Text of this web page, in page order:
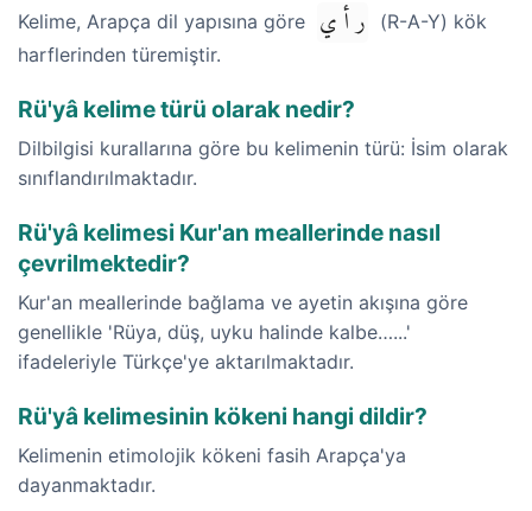
Kelime, Arapça dil yapısına göre ر أ ي
(R-A-Y) kök
harflerinden türemiştir.
Rü'yâ kelime türü olarak nedir?
Dilbilgisi kurallarına göre bu kelimenin türü: İsim olarak
sınıflandırılmaktadır.
Rü'yâ kelimesi Kur'an meallerinde nasıl
çevrilmektedir?
Kur'an meallerinde bağlama ve ayetin akışına göre
genellikle 'Rüya, düş, uyku halinde kalbe…...'
ifadeleriyle Türkçe'ye aktarılmaktadır.
Rü'yâ kelimesinin kökeni hangi dildir?
Kelimenin etimolojik kökeni fasih Arapça'ya
dayanmaktadır.